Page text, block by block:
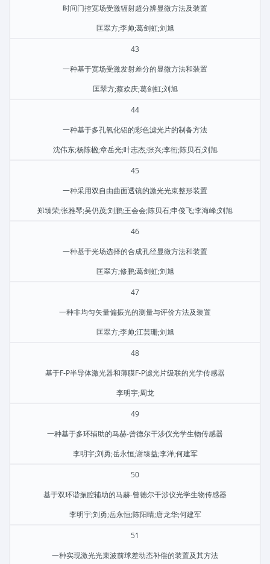
时间门控宽场受激辐射超分辨显微方法及装置
匡翠方;李帅;葛剑虹;刘旭
43
一种基于宽场受激发射差分的显微方法和装置
匡翠方;蔡欢庆;葛剑虹;刘旭
44
一种基于多孔氧化铝的彩色滤光片的制备方法
沈伟东;杨陈楹;章岳光;叶志杰;张兴;李衎;陈贝石;刘旭
45
一种采用双自由曲面透镜的激光光束整形装置
郑臻荣;张雅琴;吴仍茂;刘鹏;王会会;陈贝石;申俊飞;李海峰;刘旭
46
一种基于光场选择的合成孔径显微方法和装置
匡翠方;修鹏;葛剑虹;刘旭
47
一种非均匀矢量偏振光的测量与评价方法及装置
匡翠方;李帅;江芸珊;刘旭
48
基于F-P半导体激光器和薄膜F-P滤光片级联的光学传感器
李明宇;周龙
49
一种基于多环辅助的马赫‐曾德尔干涉仪光学生物传感器
李明宇;刘勇;岳永恒;谢臻益;李洋;何建军
50
基于双环谐振腔辅助的马赫-曾德尔干涉仪光学生物传感器
李明宇;刘勇;岳永恒;陈阳晴;唐龙华;何建军
51
一种实现激光光束波前球差动态补偿的装置及其方法